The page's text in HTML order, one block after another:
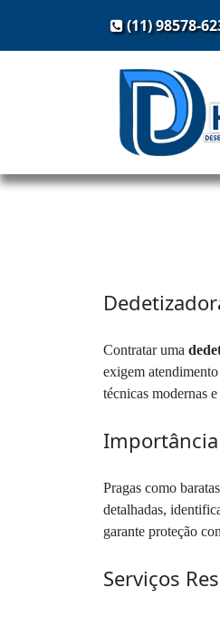
(11) 98578-
Contratar uma
exigem
técnicas modernas
Pragas como
detalhadas,
garante proteção
Serviços